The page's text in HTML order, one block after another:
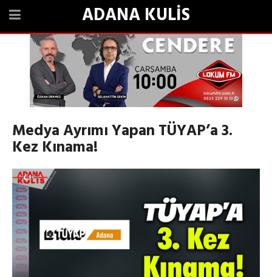
ADANA KULİS
Medya Ayrımı Yapan TÜYAP’a 3.
Kez Kınama!